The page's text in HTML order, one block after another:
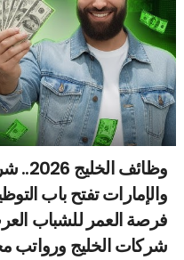
والإمارات تفتح باب
فرصة العمر للشباب
شركات الخليج ورواتب